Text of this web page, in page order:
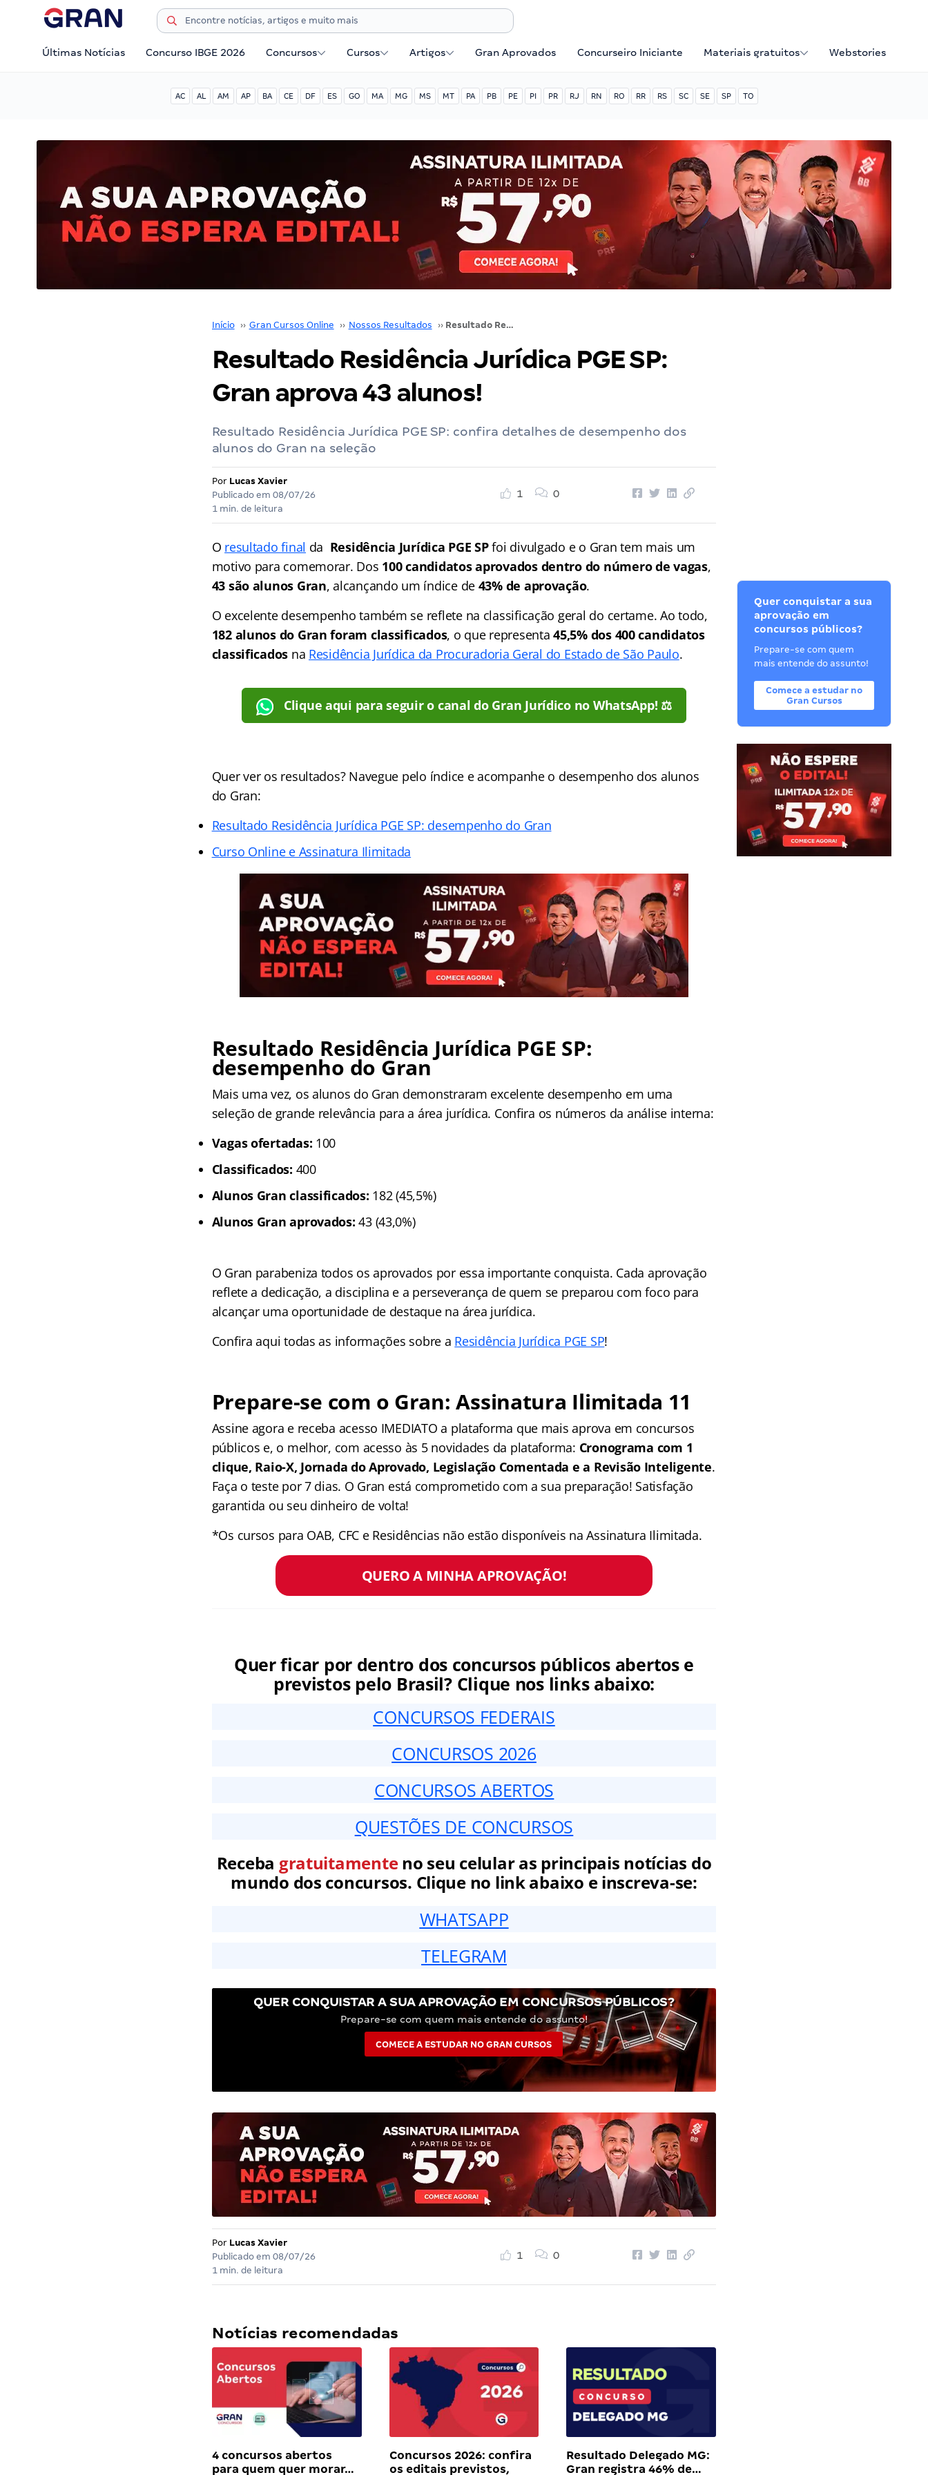
Últimas Notícias Concurso IBGE 2026 Concursos Cursos Artigos Gran Aprovados Concurseiro Iniciante Materiais gratuitos Webstories
AC AL AM AP BA CE DF ES GO MA MG MS MT PA PB PE PI PR RJ RN RO RR RS SC SE SP TO
Início ›› Gran Cursos Online ›› Nossos Resultados ›› Resultado Residência Jurídica PGE SP: Gran aprova 43 alunos!
Resultado Residência Jurídica PGE SP:
Gran aprova 43 alunos!
Resultado Residência Jurídica PGE SP: confira detalhes de desempenho dos
alunos do Gran na seleção
Por Lucas Xavier
Publicado em 08/07/26
1 min. de leitura
1 0
O resultado final da Residência Jurídica PGE SPfoi divulgado e o Gran tem mais um
motivo para comemorar. Dos 100 candidatos aprovados dentro do número de vagas,
43 são alunos Gran, alcançando um índice de 43% de aprovação.
O excelente desempenho também se reflete na classificação geral do certame. Ao todo,
182 alunos do Gran foram classificados, o que representa45,5% dos 400 candidatos
classificados na Residência Jurídica da Procuradoria Geral do Estado de São Paulo.
Clique aqui para seguir o canal do Gran Jurídico no WhatsApp! ⚖️
Quer ver os resultados? Navegue pelo índice e acompanhe o desempenho dos alunos
do Gran:
Resultado Residência Jurídica PGE SP: desempenho do Gran
Curso Online e Assinatura Ilimitada
Resultado Residência Jurídica PGE SP:
desempenho do Gran
Mais uma vez, os alunos do Gran demonstraram excelente desempenho em uma
seleção de grande relevância para a área jurídica. Confira os números da análise interna:
Vagas ofertadas: 100
Classificados: 400
Alunos Gran classificados: 182 (45,5%)
Alunos Gran aprovados: 43 (43,0%)
O Gran parabeniza todos os aprovados por essa importante conquista. Cada aprovação
reflete a dedicação, a disciplina e a perseverança de quem se preparou com foco para
alcançar uma oportunidade de destaque na área jurídica.
Confira aqui todas as informações sobre a Residência Jurídica PGE SP!
Prepare-se com o Gran: Assinatura Ilimitada 11
Assine agora e receba acesso IMEDIATO a plataforma que mais aprova em concursos
públicos e, o melhor, com acesso às 5 novidades da plataforma: Cronograma com 1
clique, Raio-X, Jornada do Aprovado, Legislação Comentada e a Revisão Inteligente.
Faça o teste por 7 dias. O Gran está comprometido com a sua preparação! Satisfação
garantida ou seu dinheiro de volta!
*Os cursos para OAB, CFC e Residências não estão disponíveis na Assinatura Ilimitada.
QUERO A MINHA APROVAÇÃO!
Quer ficar por dentro dos concursos públicos abertos e
previstos pelo Brasil? Clique nos links abaixo:
CONCURSOS FEDERAIS
CONCURSOS 2026
CONCURSOS ABERTOS
QUESTÕES DE CONCURSOS
Receba gratuitamenteno seu celular as principais notícias do
mundo dos concursos. Clique no link abaixo e inscreva-se:
WHATSAPP
TELEGRAM
QUER CONQUISTAR A SUA APROVAÇÃO EM CONCURSOS PÚBLICOS?
Prepare-se com quem mais entende do assunto!
COMECE A ESTUDAR NO GRAN CURSOS
Por Lucas Xavier
Publicado em 08/07/26
1 min. de leitura
1 0
Notícias recomendadas
4 concursos abertos
para quem quer morar…
Concursos 2026: confira
os editais previstos,
Resultado Delegado MG:
Gran registra 46% de…
Quer conquistar a sua
aprovação em
concursos públicos?
Prepare-se com quem
mais entende do assunto!
Comece a estudar no
Gran Cursos